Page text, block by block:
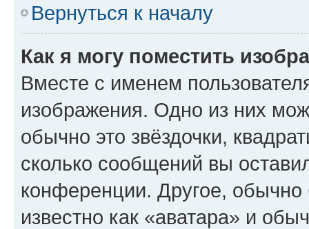
Вернуться к началу
Как я могу поместить
Вместе с именем
изображения. Одно из них
обычно это звёздочки,
сколько сообщений вы
конференции. Другое,
известно как «аватара» и